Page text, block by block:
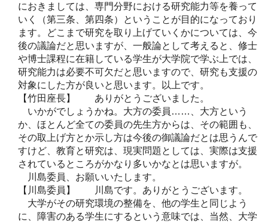
におきましては、専門分野における研究能力等を養って
いく（第三条、第四条）ということが目的になっており
ます。どこまで研究を取り上げていくかについては、今
後の議論だと思いますが、一般論として考えると、修士
や博士課程に在籍している学生が大学院で学ぶ上では、
研究能力は必要不可欠だと思いますので、研究も支援の
対象にした方が良いと思います。以上です。
【竹田座長】 ありがとうございました。
いかがでしょうかね。大方の委員……、大方という
か、ほとんど全ての委員の先生方からは、その範囲も、
その取上げ方とか示し方は今後の御議論だとは思うんで
すけど、教育と研究は、現実問題としては、実際は支援
されているところがかなり多いかなとは思いますが。
川島委員、お願いいたします。
【川島委員】 川島です。ありがとうございます。
大学がその研究環境の整備を、他の学生と同じよう
に、障害のある学生にするという意味では、当然、大学